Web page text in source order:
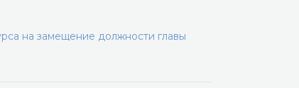
на замещение должности главы